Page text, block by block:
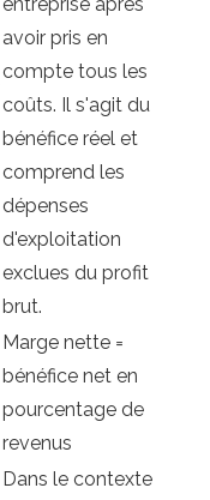
avoir pris en
compte tous les
coûts. Il s'agit du
bénéfice réel et
comprend les
dépenses
d'exploitation
exclues du profit
brut.
Marge nette =
bénéfice net en
pourcentage de
revenus
Dans le contexte